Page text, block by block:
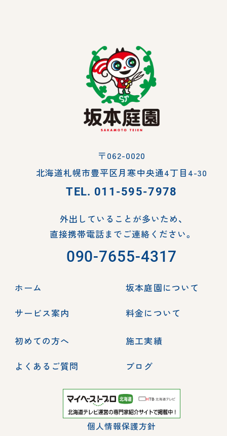
〒062-0020
北海道札幌市豊平区月寒中央通4丁目4-30
TEL. 011-595-7978
外出していることが多いため、
直接携帯電話までご連絡ください。
090-7655-4317
ホーム
坂本庭園について
サービス案内
料金について
初めての方へ
施工実績
よくあるご質問
ブログ
個人情報保護方針